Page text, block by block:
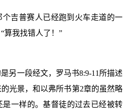
吉普赛人已经跑到火车走道的一
算我找错人了！”
另一段经文，罗马书8:9-11 所描述
光景，和以弗所书第2章的虽然略
一样的。基督徒的过去已经被转